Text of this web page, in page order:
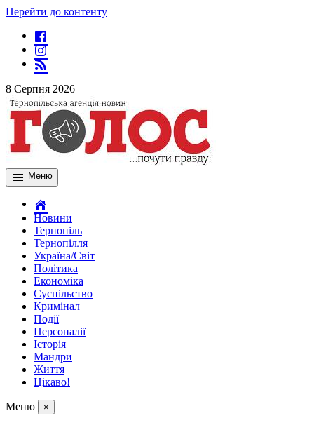
Перейти до контенту
8 Серпня 2026
Меню
Новини
Тернопіль
Тернопілля
Україна/Світ
Політика
Економіка
Суспільство
Кримінал
Події
Персоналії
Історія
Мандри
Життя
Цікаво!
Меню ×